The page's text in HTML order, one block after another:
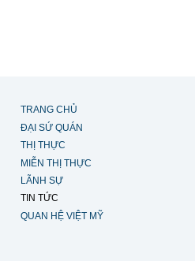
TRANG CHỦ
ĐẠI SỨ QUÁN
THỊ THỰC
MIỄN THỊ THỰC
LÃNH SỰ
TIN TỨC
QUAN HỆ VIỆT MỸ